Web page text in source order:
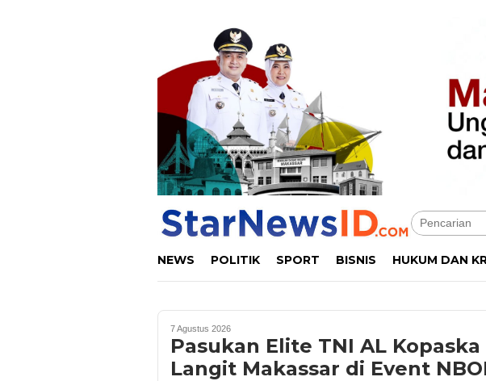
NEWS POLITIK SPORT BISNIS HUKUM DAN
7 Agustus 2026
Pasukan Elite TNI AL
Langit Makassar di Event